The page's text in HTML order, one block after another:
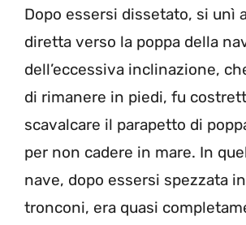
Dopo essersi dissetato, si unì
diretta verso la poppa della
dell’eccessiva inclinazione,
di rimanere in piedi, fu
scavalcare il parapetto di
per non cadere in mare. In
nave, dopo essersi spezzata
tronconi, era quasi